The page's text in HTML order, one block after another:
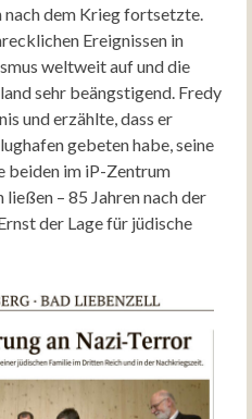
nach dem Krieg fortsetzte.
Ereignissen in
weltweit auf und die
sehr beängstigend. Fredy
und erzählte, dass er
gebeten habe, seine
beiden im iP-Zentrum
– 85 Jahren nach der
der Lage für jüdische